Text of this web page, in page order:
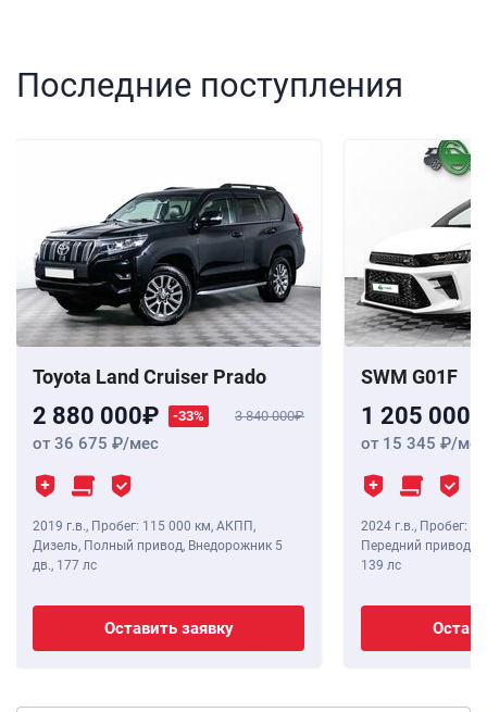
Последние поступления
Toyota Land Cruiser Prado
2 880 000 -33% 3 840 000
от 36 675 /мес
2019 г.в., Пробег: 115 000 км, АКПП,
Дизель, Полный привод, Внедорожник 5
дв., 177 лс
Оставить заявку
SWM G01F
1 205 000
от 15 345 /мес
2024 г.в., Пробег: 8
Передний привод,
139 лс